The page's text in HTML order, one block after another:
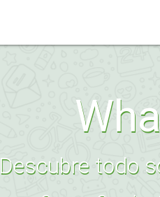
Descubre todo